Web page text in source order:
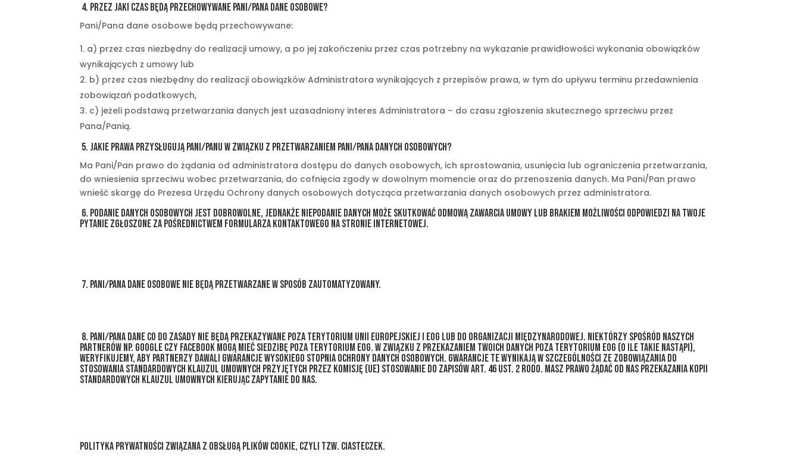
4. Przez jaki czas będą przechowywane Pani/Pana dane osobowe?
Pani/Pana dane osobowe będą przechowywane:
a) przez czas niezbędny do realizacji umowy, a po jej zakończeniu przez czas potrzebny na wykazanie prawidłowości wykonania obowiązków
wynikających z umowy lub
b) przez czas niezbędny do realizacji obowiązków Administratora wynikających z przepisów prawa, w tym do upływu terminu przedawnienia
zobowiązań podatkowych,
c) jeżeli podstawą przetwarzania danych jest uzasadniony interes Administratora – do czasu zgłoszenia skutecznego sprzeciwu przez
Pana/Panią.
5. Jakie prawa przysługują Pani/Panu w związku z przetwarzaniem Pani/Pana danych osobowych?
Ma Pani/Pan prawo do żądania od administratora dostępu do danych osobowych, ich sprostowania, usunięcia lub ograniczenia przetwarzania,
do wniesienia sprzeciwu wobec przetwarzania, do cofnięcia zgody w dowolnym momencie oraz do przenoszenia danych. Ma Pani/Pan prawo
wnieść skargę do Prezesa Urzędu Ochrony danych osobowych dotycząca przetwarzania danych osobowych przez administratora.
6. Podanie danych osobowych jest dobrowolne, jednakże niepodanie danych może skutkować odmową zawarcia umowy lub brakiem możliwości odpowiedzi na Twoje
pytanie zgłoszone za pośrednictwem formularza kontaktowego na stronie internetowej.
7. Pani/Pana dane osobowe nie będą przetwarzane w sposób zautomatyzowany.
8. Pani/Pana dane co do zasady nie będą przekazywane poza terytorium Unii Europejskiej i EOG lub do organizacji międzynarodowej. Niektórzy spośród naszych
partnerów np. Google czy Facebook mogą mieć siedzibę poza terytorium EOG. W związku z przekazaniem Twoich danych poza terytorium EOG (o ile takie nastąpi),
weryfikujemy, aby partnerzy dawali gwarancje wysokiego stopnia ochrony danych osobowych. Gwarancje te wynikają w szczególności ze zobowiązania do
stosowania standardowych klauzul umownych przyjętych przez Komisję (UE) stosowanie do zapisów art. 46 ust. 2 RODO. Masz prawo żądać od nas przekazania kopii
standardowych klauzul umownych kierując zapytanie do nas.
Polityka prywatności związana z obsługą plików cookie, czyli tzw. ciasteczek.